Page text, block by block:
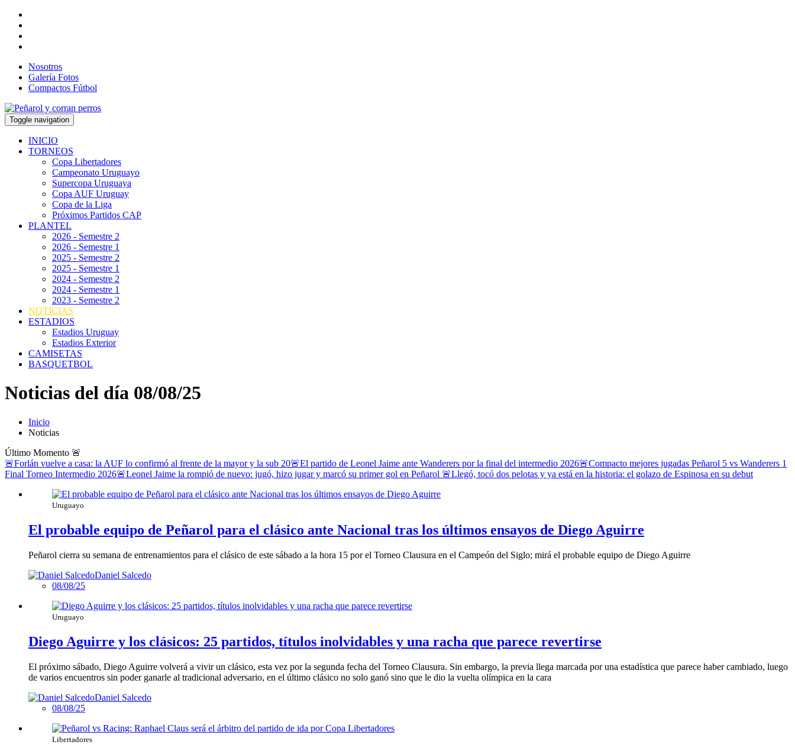
Nosotros
Galería Fotos
Compactos Fútbol
Toggle navigation
INICIO
TORNEOS
Copa Libertadores
Campeonato Uruguayo
Supercopa Uruguaya
Copa AUF Uruguay
Copa de la Liga
Próximos Partidos CAP
PLANTEL
2026 - Semestre 2
2026 - Semestre 1
2025 - Semestre 2
2025 - Semestre 1
2024 - Semestre 2
2024 - Semestre 1
2023 - Semestre 2
NOTICIAS
ESTADIOS
Estadios Uruguay
Estadios Exterior
CAMISETAS
BASQUETBOL
Noticias del día 08/08/25
Inicio
Noticias
Último Momento 🚨
🚨Forlán vuelve a casa: la AUF lo confirmó al frente de la mayor y la sub 20🚨El partido de Leonel Jaime ante Wanderers por la final del intermedio 2026🚨Compacto mejores jugadas Peñarol 5 vs Wanderers 1
Final Torneo Intermedio 2026🚨Leonel Jaime la rompió de nuevo: jugó, hizo jugar y marcó su primer gol en Peñarol 🚨Llegó, tocó dos pelotas y ya está en la historia: el golazo de Espinosa en su debut
Uruguayo
El probable equipo de Peñarol para el clásico ante Nacional tras los últimos ensayos de Diego Aguirre
Peñarol cierra su semana de entrenamientos para el clásico de este sábado a la hora 15 por el Torneo Clausura en el Campeón del Siglo; mirá el probable equipo de Diego Aguirre
Daniel Salcedo
08/08/25
Uruguayo
Diego Aguirre y los clásicos: 25 partidos, títulos inolvidables y una racha que parece revertirse
El próximo sábado, Diego Aguirre volverá a vivir un clásico, esta vez por la segunda fecha del Torneo Clausura. Sin embargo, la previa llega marcada por una estadística que parece haber cambiado, luego
de varios encuentros sin poder ganarle al tradicional adversario, en el último clásico no solo ganó sino que le dio la vuelta olímpica en la cara
Daniel Salcedo
08/08/25
Libertadores